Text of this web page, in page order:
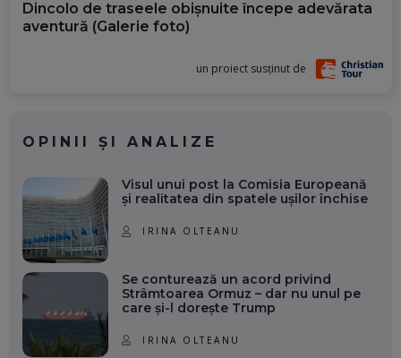
Dincolo de traseele obișnuite începe adevărata
aventură (Galerie foto)
un proiect susținut de
OPINII ȘI ANALIZE
Visul unui post la Comisia Europeană
și realitatea din spatele ușilor închise
IRINA OLTEANU
Se conturează un acord privind
Strâmtoarea Ormuz – dar nu unul pe
care și-l dorește Trump
IRINA OLTEANU